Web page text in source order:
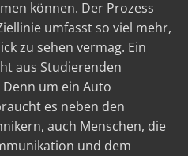
können. Der Prozess
umfasst so viel mehr,
zu sehen vermag. Ein
aus Studierenden
um ein Auto
es neben den
auch Menschen, die
und dem